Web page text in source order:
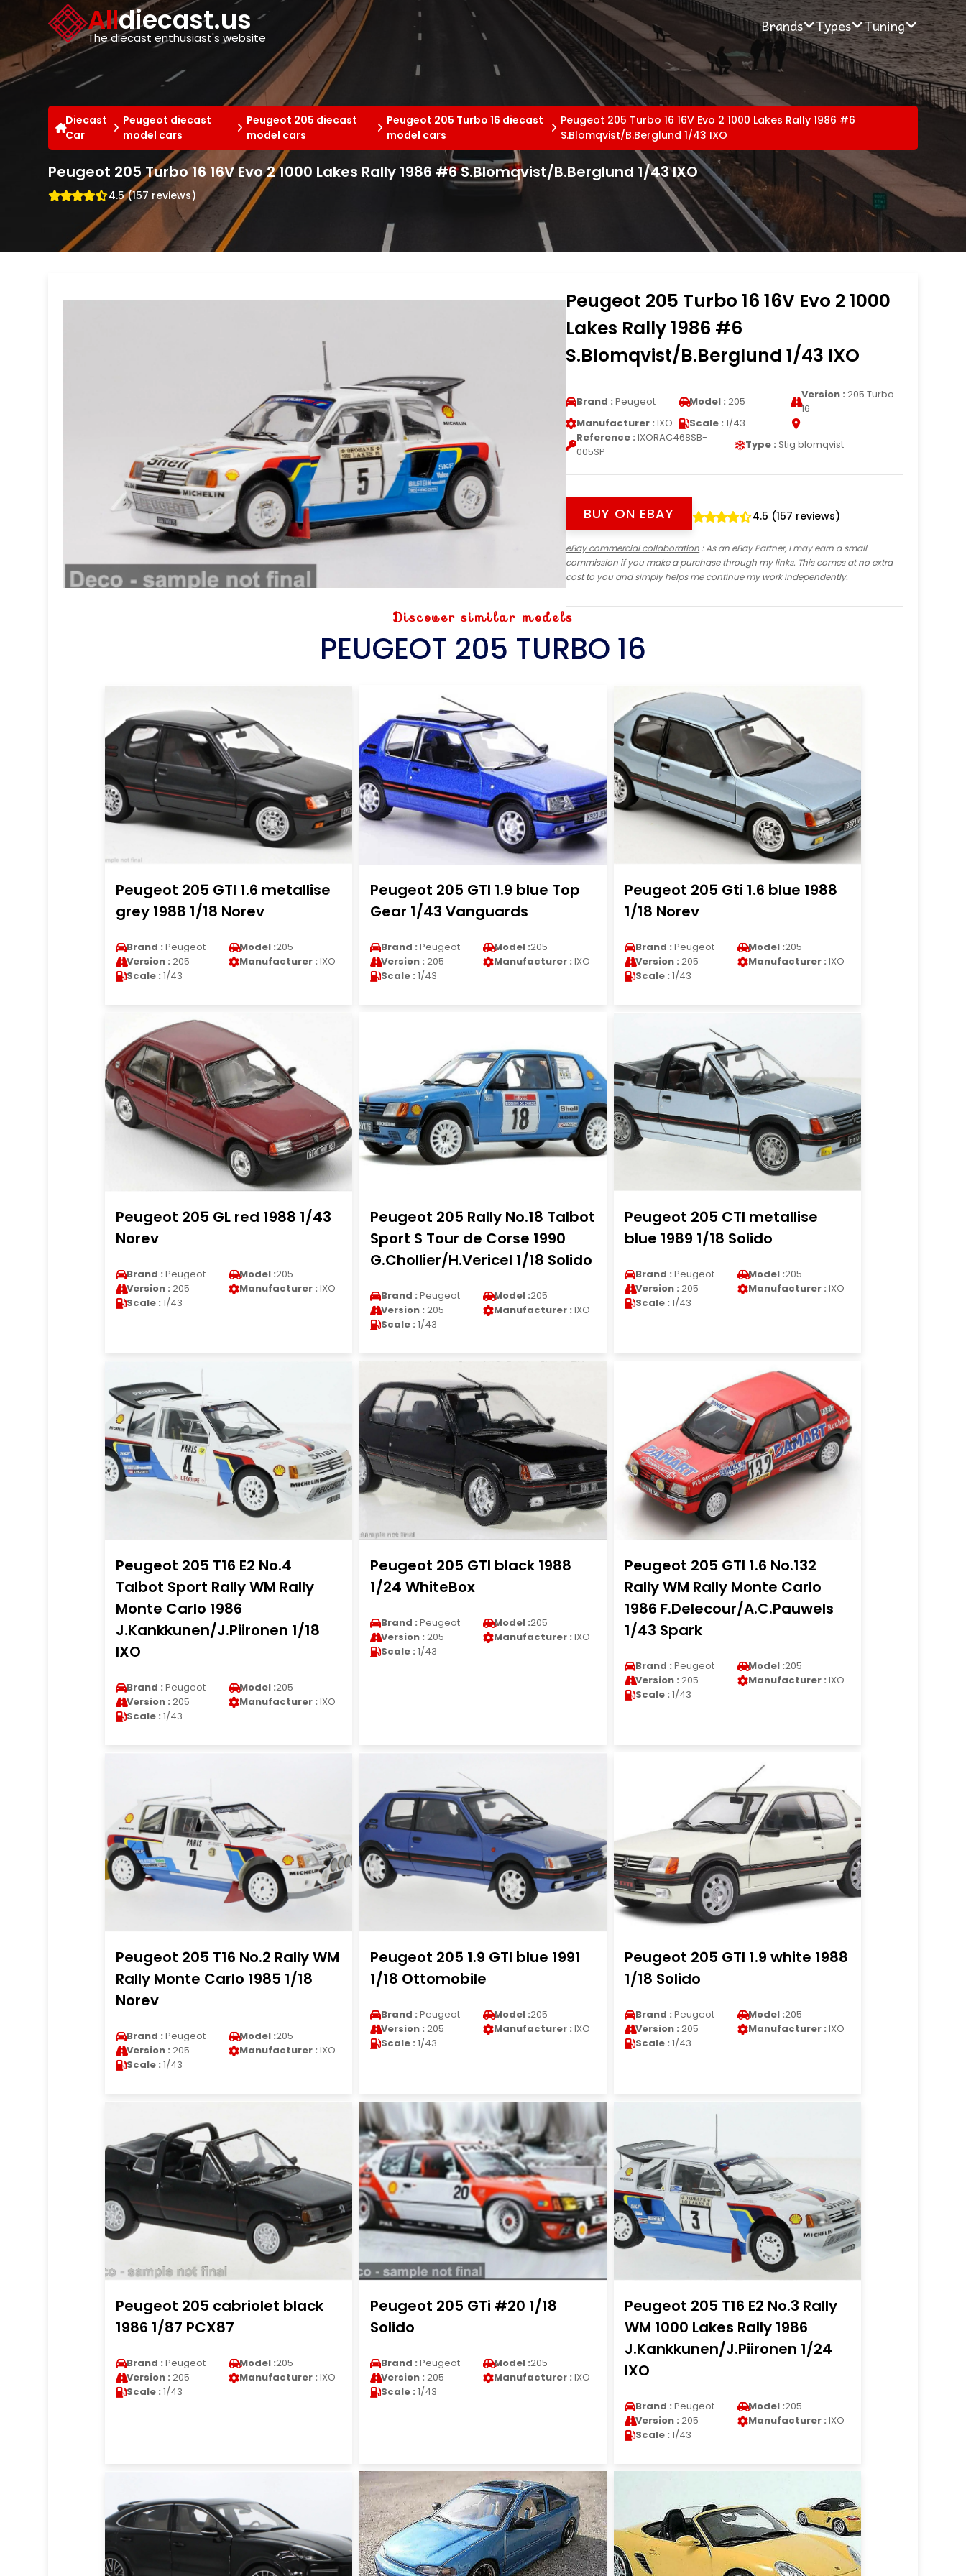
Alldiecast.us
The diecast enthusiast's website
Brands Types Tuning
Diecast
Car
Peugeot diecast
model cars
Peugeot 205 diecast
model cars
Peugeot 205 Turbo 16 diecast
model cars
Peugeot 205 Turbo 16 16V Evo 2 1000 Lakes Rally 1986 #6
S.Blomqvist/B.Berglund 1/43 IXO
Peugeot 205 Turbo 16 16V Evo 2 1000 Lakes Rally 1986 #6 S.Blomqvist/B.Berglund 1/43 IXO
4.5 (157 reviews)
Peugeot 205 Turbo 16 16V Evo 2 1000
Lakes Rally 1986 #6
S.Blomqvist/B.Berglund 1/43 IXO
Brand : Peugeot Model : 205
Version : 205 Turbo
16
Manufacturer : IXO Scale : 1/43
Reference : IXORAC468SB-
005SP
Type : Stig blomqvist
BUY ON EBAY 4.5 (157 reviews)
eBay commercial collaboration: As an eBay Partner, I may earn a small
commission if you make a purchase through my links. This comes at no extra
cost to you and simply helps me continue my work independently.
Discover similar models
PEUGEOT 205 TURBO 16
Peugeot 205 GTI 1.6 metallise
grey 1988 1/18 Norev
Brand : Peugeot Model :205
Version : 205 Manufacturer : IXO
Scale : 1/43
Peugeot 205 GTI 1.9 blue Top
Gear 1/43 Vanguards
Brand : Peugeot Model :205
Version : 205 Manufacturer : IXO
Scale : 1/43
Peugeot 205 Gti 1.6 blue 1988
1/18 Norev
Brand : Peugeot Model :205
Version : 205 Manufacturer : IXO
Scale : 1/43
Peugeot 205 GL red 1988 1/43
Norev
Brand : Peugeot Model :205
Version : 205 Manufacturer : IXO
Scale : 1/43
Peugeot 205 Rally No.18 Talbot
Sport S Tour de Corse 1990
G.Chollier/H.Vericel 1/18 Solido
Brand : Peugeot Model :205
Version : 205 Manufacturer : IXO
Scale : 1/43
Peugeot 205 CTI metallise
blue 1989 1/18 Solido
Brand : Peugeot Model :205
Version : 205 Manufacturer : IXO
Scale : 1/43
Peugeot 205 T16 E2 No.4
Talbot Sport Rally WM Rally
Monte Carlo 1986
J.Kankkunen/J.Piironen 1/18
IXO
Brand : Peugeot Model :205
Version : 205 Manufacturer : IXO
Scale : 1/43
Peugeot 205 GTI black 1988
1/24 WhiteBox
Brand : Peugeot Model :205
Version : 205 Manufacturer : IXO
Scale : 1/43
Peugeot 205 GTI 1.6 No.132
Rally WM Rally Monte Carlo
1986 F.Delecour/A.C.Pauwels
1/43 Spark
Brand : Peugeot Model :205
Version : 205 Manufacturer : IXO
Scale : 1/43
Peugeot 205 T16 No.2 Rally WM
Rally Monte Carlo 1985 1/18
Norev
Brand : Peugeot Model :205
Version : 205 Manufacturer : IXO
Scale : 1/43
Peugeot 205 1.9 GTI blue 1991
1/18 Ottomobile
Brand : Peugeot Model :205
Version : 205 Manufacturer : IXO
Scale : 1/43
Peugeot 205 GTI 1.9 white 1988
1/18 Solido
Brand : Peugeot Model :205
Version : 205 Manufacturer : IXO
Scale : 1/43
Peugeot 205 cabriolet black
1986 1/87 PCX87
Brand : Peugeot Model :205
Version : 205 Manufacturer : IXO
Scale : 1/43
Peugeot 205 GTi #20 1/18
Solido
Brand : Peugeot Model :205
Version : 205 Manufacturer : IXO
Scale : 1/43
Peugeot 205 T16 E2 No.3 Rally
WM 1000 Lakes Rally 1986
J.Kankkunen/J.Piironen 1/24
IXO
Brand : Peugeot Model :205
Version : 205 Manufacturer : IXO
Scale : 1/43
Cookies management panel